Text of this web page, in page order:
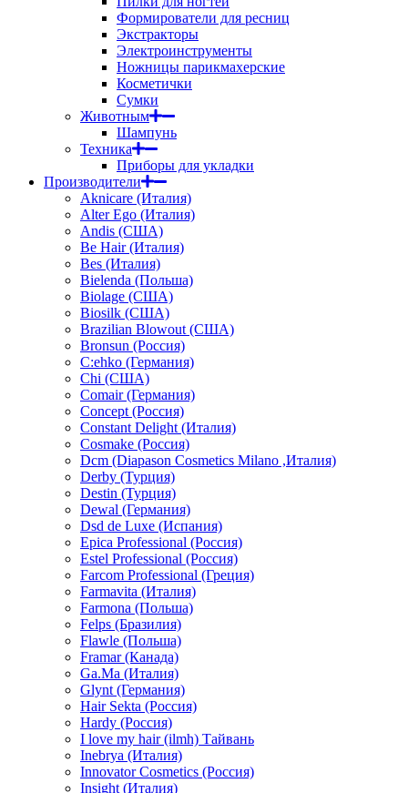
Формирователи для ресниц
Экстракторы
Электроинструменты
Ножницы парикмахерские
Косметички
Сумки
Животным
Шампунь
Техника
Приборы для укладки
Производители
Aknicare (Италия)
Alter Ego (Италия)
Andis (США)
Be Hair (Италия)
Bes (Италия)
Bielenda (Польша)
Biolage (США)
Biosilk (США)
Brazilian Blowout (США)
Bronsun (Россия)
C:ehko (Германия)
Chi (США)
Comair (Германия)
Concept (Россия)
Constant Delight (Италия)
Cosmake (Россия)
Dcm (Diapason Cosmetics Milano ,Италия)
Derby (Турция)
Destin (Турция)
Dewal (Германия)
Dsd de Luxe (Испания)
Epica Professional (Россия)
Estel Professional (Россия)
Farcom Professional (Греция)
Farmavita (Италия)
Farmona (Польша)
Felps (Бразилия)
Flawle (Польша)
Framar (Канада)
Ga.Ma (Италия)
Glynt (Германия)
Hair Sekta (Россия)
Hardy (Россия)
I love my hair (ilmh) Тайвань
Inebrya (Италия)
Innovator Cosmetics (Россия)
Insight (Италия)